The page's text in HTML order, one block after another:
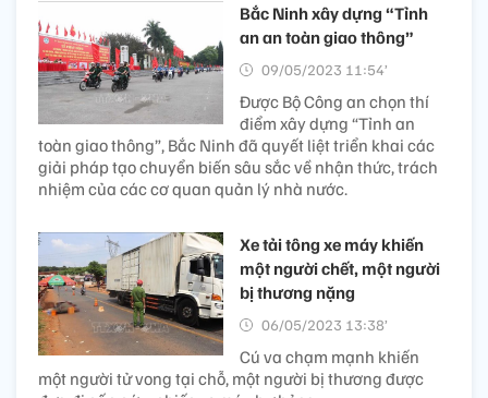
Bắc Ninh xây dựng “Tỉnh
an an toàn giao thông”
09/05/2023 11:54’
Được Bộ Công an chọn thí
điểm xây dựng “Tỉnh an
toàn giao thông”, Bắc Ninh đã quyết liệt triển khai các
giải pháp tạo chuyển biến sâu sắc về nhận thức, trách
nhiệm của các cơ quan quản lý nhà nước.
Xe tải tông xe máy khiến
một người chết, một người
bị thương nặng
06/05/2023 13:38’
Cú va chạm mạnh khiến
một người tử vong tại chỗ, một người bị thương được